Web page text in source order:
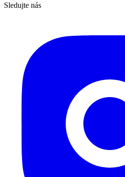
Sledujte nás